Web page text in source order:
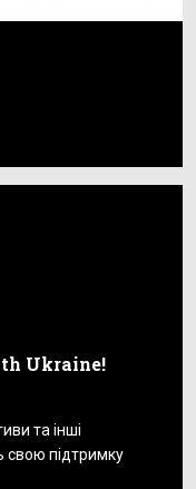
Ukraine!
та інші
свою підтримку